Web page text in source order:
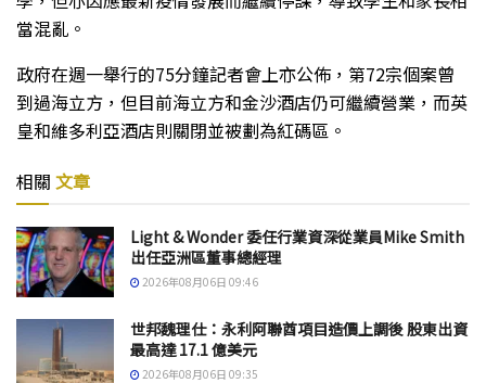
當混亂。
政府在週一舉行的75分鐘記者會上亦公佈，第72宗個案曾
到過海立方，但目前海立方和金沙酒店仍可繼續營業，而英
皇和維多利亞酒店則關閉並被劃為紅碼區。
相關 文章
Light & Wonder 委任行業資深從業員Mike Smith
出任亞洲區董事總經理
2026年08月06日 09:46
世邦魏理仕：永利阿聯酋項目造價上調後 股東出資
最高達 17.1 億美元
2026年08月06日 09:35